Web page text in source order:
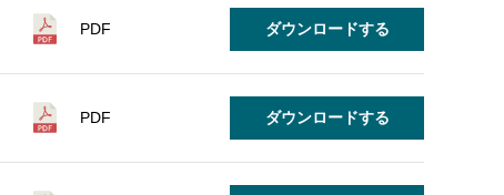
PDF ダウンロードする
PDF ダウンロードする